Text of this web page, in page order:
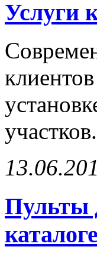
Услуги
участков.
Пульты
каталоге